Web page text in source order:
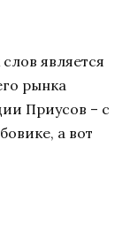
является
рынка
Приусов – с
а вот